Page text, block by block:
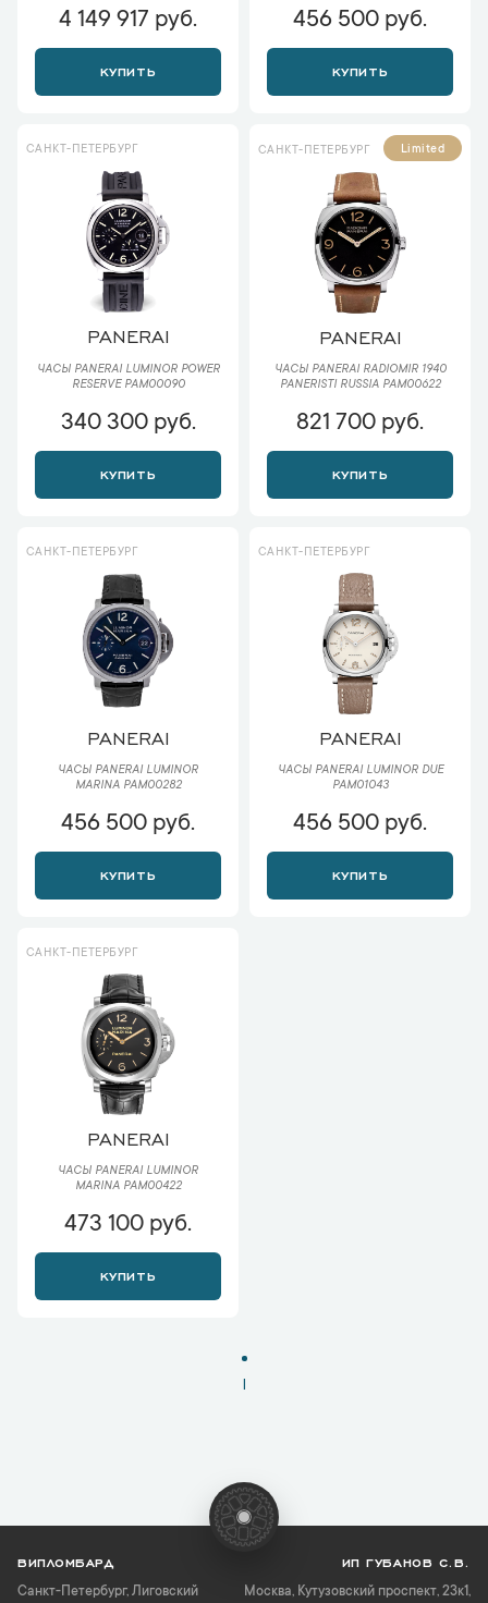
4 149 917 руб.
КУПИТЬ
456 500 руб.
КУПИТЬ
САНКТ-ПЕТЕРБУРГ
PANERAI
ЧАСЫ PANERAI LUMINOR POWER
RESERVE PAM00090
340 300 руб.
КУПИТЬ
САНКТ-ПЕТЕРБУРГ Limited
PANERAI
ЧАСЫ PANERAI RADIOMIR 1940
PANERISTI RUSSIA PAM00622
821 700 руб.
КУПИТЬ
САНКТ-ПЕТЕРБУРГ
PANERAI
ЧАСЫ PANERAI LUMINOR
MARINA PAM00282
456 500 руб.
КУПИТЬ
САНКТ-ПЕТЕРБУРГ
PANERAI
ЧАСЫ PANERAI LUMINOR DUE
PAM01043
456 500 руб.
КУПИТЬ
САНКТ-ПЕТЕРБУРГ
PANERAI
ЧАСЫ PANERAI LUMINOR
MARINA PAM00422
473 100 руб.
КУПИТЬ
1
ВИПЛОМБАРД
Санкт-Петербург, Лиговский
ИП ГУБАНОВ С.В.
Москва, Кутузовский проспект, 23к1,